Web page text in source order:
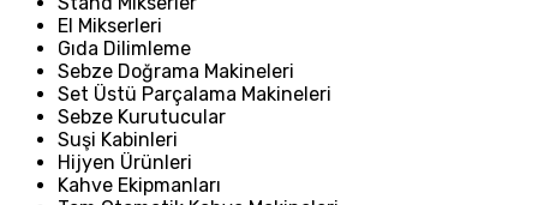
El Mikserleri
Gıda Dilimleme
Sebze Doğrama Makineleri
Set Üstü Parçalama Makineleri
Sebze Kurutucular
Suşi Kabinleri
Hijyen Ürünleri
Kahve Ekipmanları